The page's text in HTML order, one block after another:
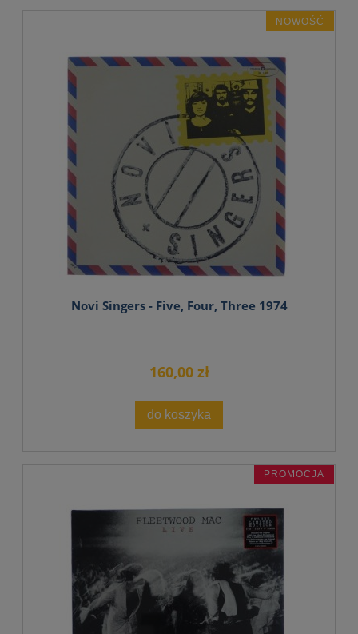
Novi Singers - Five, Four, Three 1974
160,00 zł
do koszyka
NOWOŚĆ
PROMOCJA